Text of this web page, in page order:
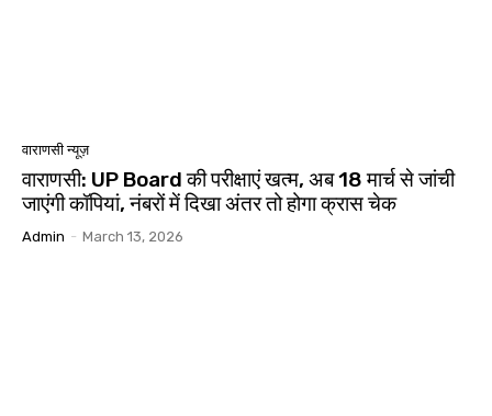
वाराणसी न्यूज़
वाराणसी: UP Board की परीक्षाएं खत्म, अब 18 मार्च से जांची
जाएंगी कॉपियां, नंबरों में दिखा अंतर तो होगा क्रास चेक
Admin - March 13, 2026